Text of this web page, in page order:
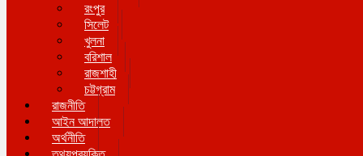
রংপুর
সিলেট
খুলনা
বরিশাল
রাজশাহী
চট্টগ্রাম
রাজনীতি
আইন আদালত
অর্থনীতি